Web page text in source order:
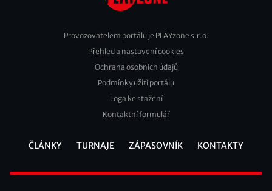
Footer
Provozovatelem portálu je PLAYzone s.r.o.
Přehled a nastavení cookies
Ochrana osobních údajů
Podmínky užití portálu
Loga ke stažení
Kontaktní formulář
ČLÁNKY TURNAJE ZÁPASOVNÍK KONTAKTY